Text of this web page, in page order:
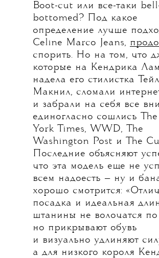
Boot-cut или все-таки
bottomed? Под какое
определение лучше
Celine Marco Jeans,
спорить. Но на том, что
которые на Кендрика
надела его стилистка
Макнил, сломали
и забрали на себя все
единогласно сошлись
York Times, WWD, The
Washington Post и The
Последние объясняют
что эта модель еще не
всем надоесть — ну и
хорошо смотрится:
посадка и идеальная
штанины не волочатся по
но прикрывают обувь
и визуально удлиняют
а для низкого короля